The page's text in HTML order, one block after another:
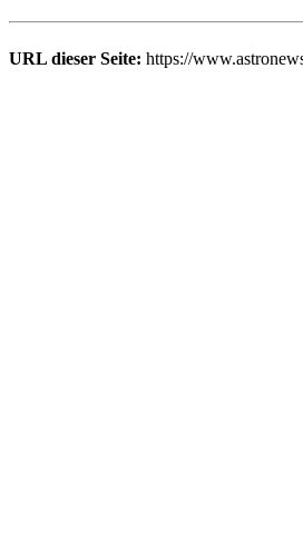
URL dieser Seite: https://